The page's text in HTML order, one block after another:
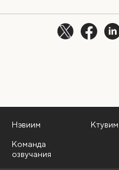
Нэвиим Ктувим
Команда
озвучания